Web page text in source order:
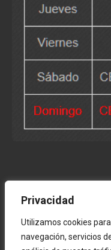
Privacidad
Utilizamos cookies
navegación, servicios